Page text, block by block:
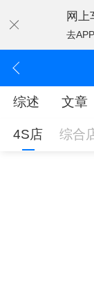
网上
去
综述 文章
4S店 综合